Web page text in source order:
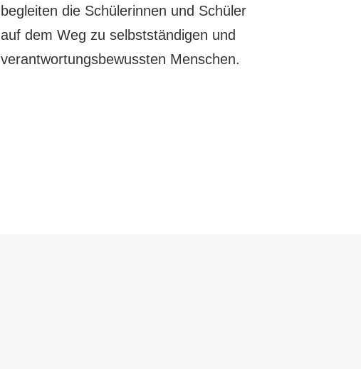
begleiten die Schülerinnen und Schüler
auf dem Weg zu selbstständigen und
verantwortungsbewussten Menschen.